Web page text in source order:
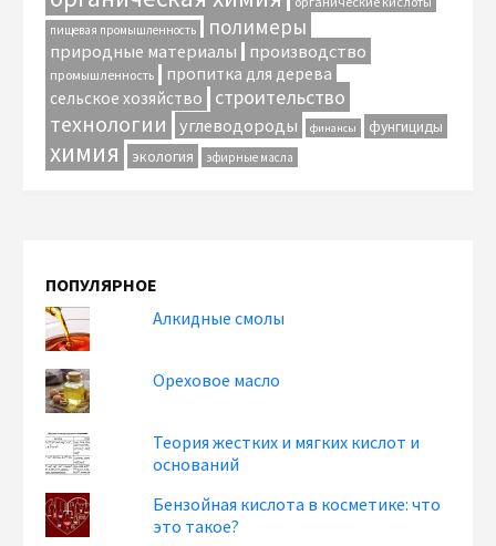
пищевая промышленность полимеры
природные материалы производство
промышленность
пропитка для дерева
сельское хозяйство
строительство
технологии углеводороды финансы фунгициды
химия экология эфирные масла
ПОПУЛЯРНОЕ
Алкидные смолы
Ореховое масло
Теория жестких и мягких кислот и
оснований
Бензойная кислота в косметике: что
это такое?